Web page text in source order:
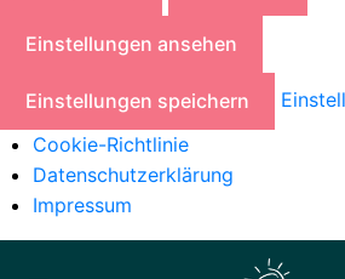
Einstellungen ansehen
Einstellungen speichern
Cookie-Richtlinie
Datenschutzerklärung
Impressum